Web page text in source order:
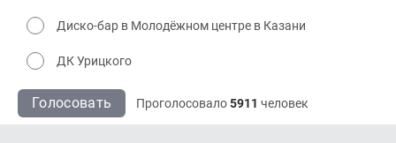
Диско-бар в Молодёжном центре в Казани
ДК Урицкого
Голосовать Проголосовало5911 человек